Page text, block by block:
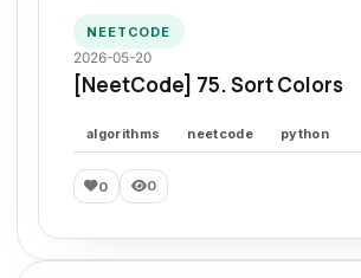
NEETCODE
2026-05-20
[NeetCode] 75. Sort Colors
algorithms neetcode python
0 0